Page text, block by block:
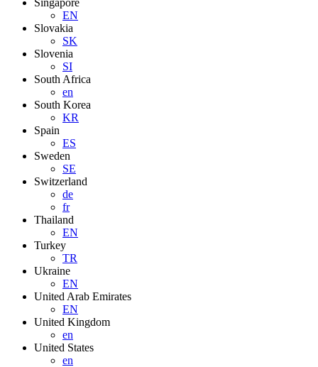
Singapore
EN
Slovakia
SK
Slovenia
SI
South Africa
en
South Korea
KR
Spain
ES
Sweden
SE
Switzerland
de
fr
Thailand
EN
Turkey
TR
Ukraine
EN
United Arab Emirates
EN
United Kingdom
en
United States
en